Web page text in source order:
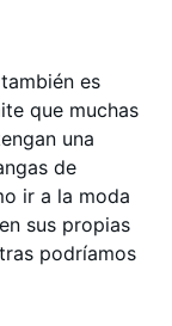
es
que muchas
una
de
ir a la moda
sus propias
podríamos